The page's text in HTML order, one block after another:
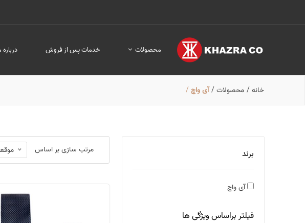
محصولات خدمات پس از فروش درباره
خانه/ محصولات/ آی واچ /
برند
آی واچ
فیلتر براساس ویژگی ها
مرتب سازی بر اساس